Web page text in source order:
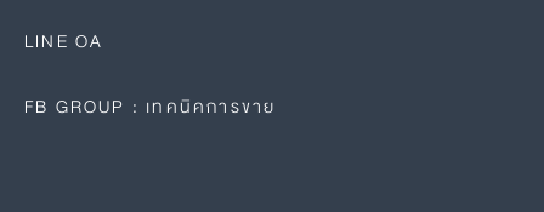
LINE OA
FB GROUP : เทคนิคการขาย